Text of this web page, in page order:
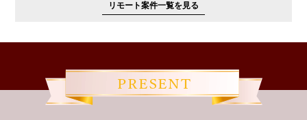
リモート案件一覧を見る